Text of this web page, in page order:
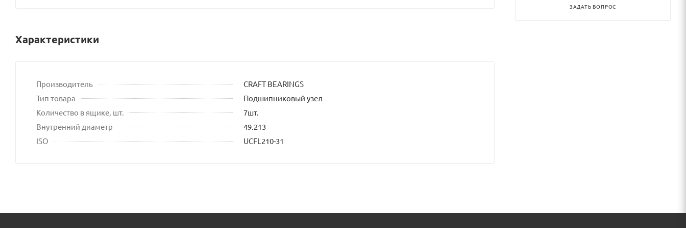
Характеристики
Производитель
CRAFT BEARINGS
Тип товара
Подшипниковый узел
Количество в ящике, шт.
7шт.
Внутренний диаметр
49.213
ISO
UCFL210-31
ЗАДАТЬ ВОПРОС